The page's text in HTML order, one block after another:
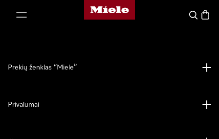
"Miele" pradžios tinklalapis
Paieška
Prekių ženklas “Miele”
Privalumai